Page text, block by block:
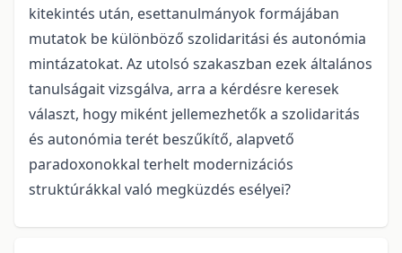
kitekintés után, esettanulmányok formájában
mutatok be különböző szolidaritási és autonómia
mintázatokat. Az utolsó szakaszban ezek általános
tanulságait vizsgálva, arra a kérdésre keresek
választ, hogy miként jellemezhetők a szolidaritás
és autonómia terét beszűkítő, alapvető
paradoxonokkal terhelt modernizációs
struktúrákkal való megküzdés esélyei?